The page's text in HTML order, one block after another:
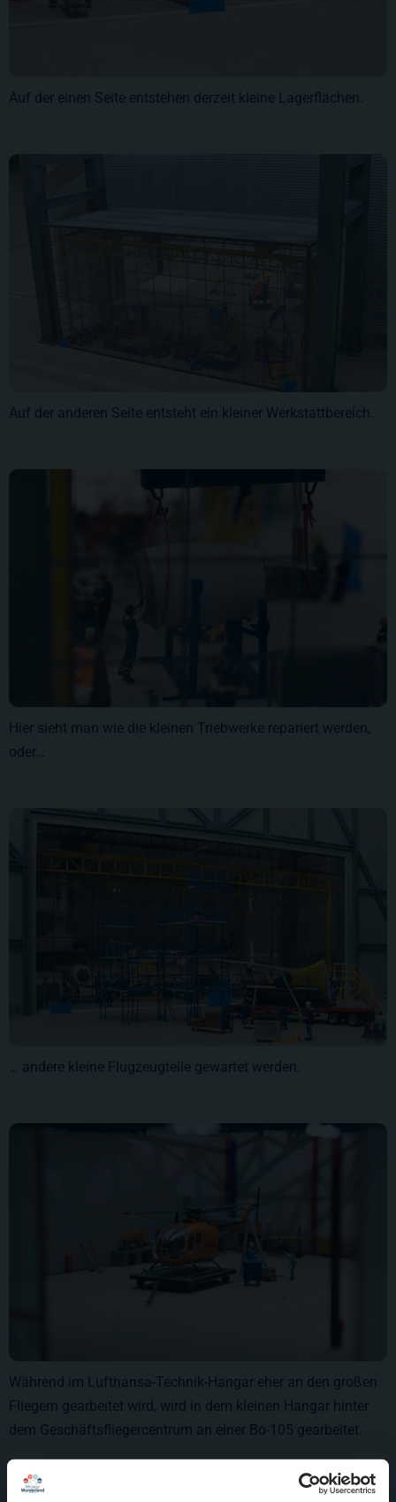
Auf der einen Seite entstehen derzeit kleine Lagerflächen.
Auf der anderen Seite entsteht ein kleiner Werkstattbereich.
Hier sieht man wie die kleinen Triebwerke repariert werden,
oder…
… andere kleine Flugzeugteile gewartet werden.
Während im Lufthansa-Technik-Hangar eher an den großen
Fliegern gearbeitet wird, wird in dem kleinen Hangar hinter
dem Geschäftsfliegercentrum an einer Bo-105 gearbeitet.